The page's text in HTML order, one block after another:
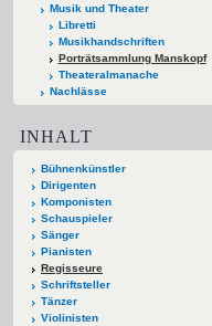
Musik und Theater
Libretti
Musikhandschriften
Porträtsammlung Manskopf
Theateralmanache
Nachlässe
INHALT
Bühnenkünstler
Dirigenten
Komponisten
Schauspieler
Sänger
Pianisten
Regisseure
Schriftsteller
Tänzer
Violinisten